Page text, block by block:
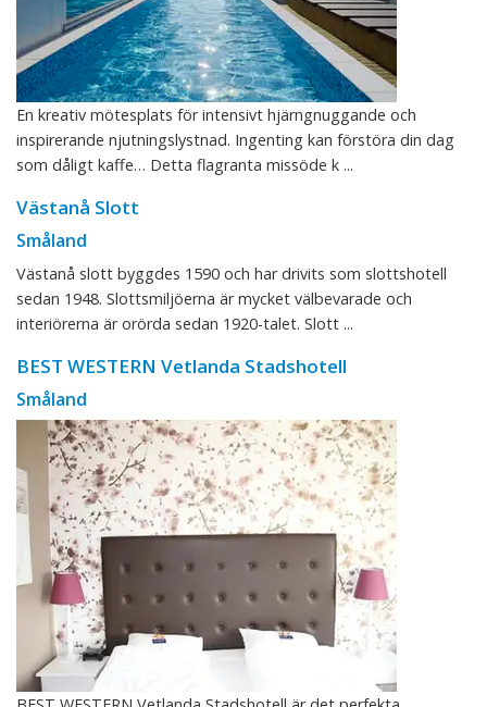
En kreativ mötesplats för intensivt hjärngnuggande och
inspirerande njutningslystnad. Ingenting kan förstöra din dag
som dåligt kaffe… Detta flagranta missöde k ...
Västanå Slott
Småland
Västanå slott byggdes 1590 och har drivits som slottshotell
sedan 1948. Slottsmiljöerna är mycket välbevarade och
interiörerna är orörda sedan 1920-talet. Slott ...
BEST WESTERN Vetlanda Stadshotell
Småland